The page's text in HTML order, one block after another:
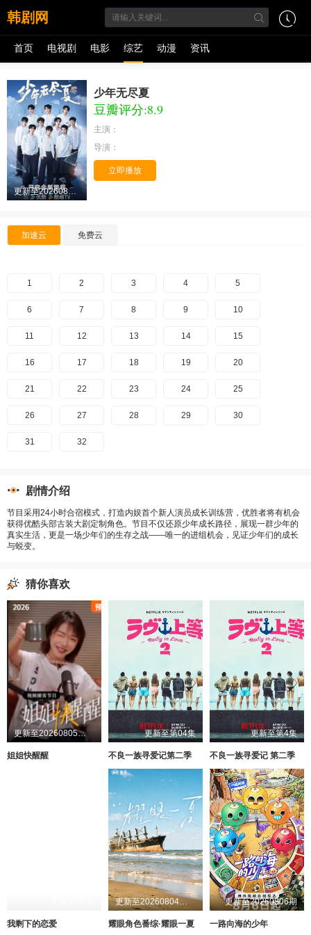
韩剧网
首页 电视剧 电影 综艺 动漫 资讯
更新至20260805(同学录)
少年无尽夏
豆瓣评分:8.9
主演：
导演：
立即播放
加速云 免费云
1 2 3 4 5
6 7 8 9 10
11 12 13 14 15
16 17 18 19 20
21 22 23 24 25
26 27 28 29 30
31 32
剧情介绍
节目采用24小时合宿模式，打造内娱首个新人演员成长训练营，优胜者将有机会
获得优酷头部古装大剧定制角色。节目不仅还原少年成长路径，展现一群少年的
真实生活，更是一场少年们的生存之战——唯一的进组机会，见证少年们的成长
与蜕变。
猜你喜欢
更新至20260805第1期加更
姐姐快醒醒
更新至第04集
不良一族寻爱记第二季
更新至第4集
不良一族寻爱记 第二季
我剩下的恋爱
更新至20260804第1期
耀眼角色番综·耀眼一夏
更新至20260806期
一路向海的少年